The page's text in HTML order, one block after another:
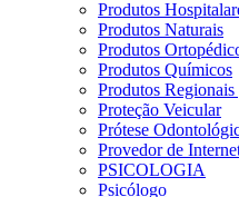
Produtos
Produtos Naturais
Produtos
Produtos Químicos
Produtos
Proteção Veicular
Prótese
Provedor de
PSICOLOGIA
Psicólogo